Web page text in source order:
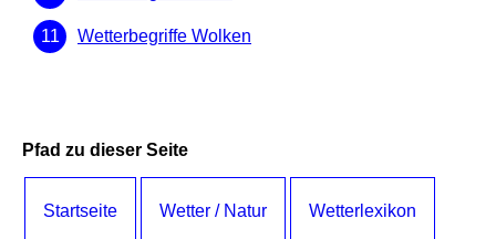
Wetterbegriffe Wolken
Pfad zu dieser Seite
Startseite Wetter / Natur Wetterlexikon